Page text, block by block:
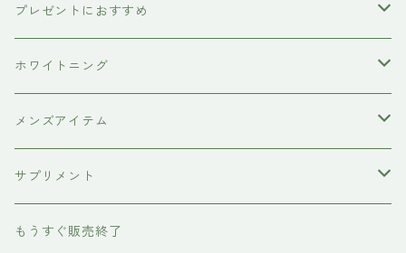
洗顔料
炭酸洗顔フォーム
犬用シャンプー
ペット用ブラシ
サプリメント
プレゼントにおすすめ
男性にプレゼント
女性にプレゼント
ホワイトニング
歯磨き粉
メンズアイテム
ボディケア
除毛クリーム
育毛ケア
サプリメント
犬用
もうすぐ販売終了